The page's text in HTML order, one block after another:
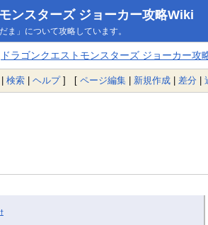
ンスターズ ジョーカー攻略Wiki
ま」について攻略しています。
ドラゴンクエストモンスターズ ジョーカー攻
| 検索 | ヘルプ] [ ページ編集 | 新規作成 | 差分 |
†